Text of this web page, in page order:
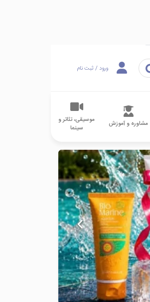
ورود / ثبت نام
مشاوره و آموزش
موسیقی، تئاتر و
سینما